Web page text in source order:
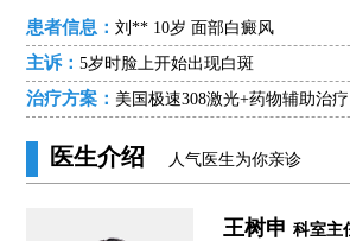
患者信息：刘** 10岁 面部白癜风
主诉：5岁时脸上开始出现白斑
治疗方案： 美国极速308激光+药物辅助治疗
医生介绍 人气医生为你亲诊
高